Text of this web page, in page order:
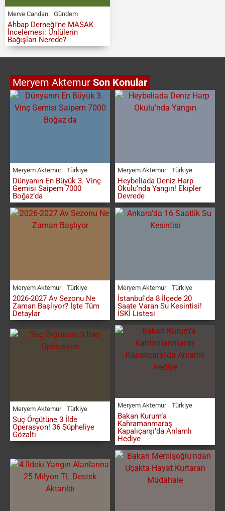
Merve Candan Gündem
Ahbap Derneği’ne MASAK
İncelemesi: Ünlülerin
Bağışları Nerede?
Meryem Aktemur Son Konular
Meryem Aktemur Türkiye
Dünyanın En Büyük 3. Vinç
Gemisi Saipem 7000
Boğaz’da
Meryem Aktemur Türkiye
Heybeliada Deniz Harp
Okulu’nda Yangın! Ekipler
Devrede
Meryem Aktemur Türkiye
2026-2027 Av Sezonu Ne
Zaman Başlıyor? İşte Tüm
Detaylar
Meryem Aktemur Türkiye
İstanbul’da 8 İlçede 20
Saate Varan Su Kesintisi!
İSKİ Listesi
Meryem Aktemur Türkiye
Suç Örgütüne 3 İlde
Operasyon! 36 Şüpheliye
Gözaltı
Meryem Aktemur Türkiye
Bakan Kurum’a
Kahramanmaraş
Kapalıçarşı’da Anlamlı
Hediye